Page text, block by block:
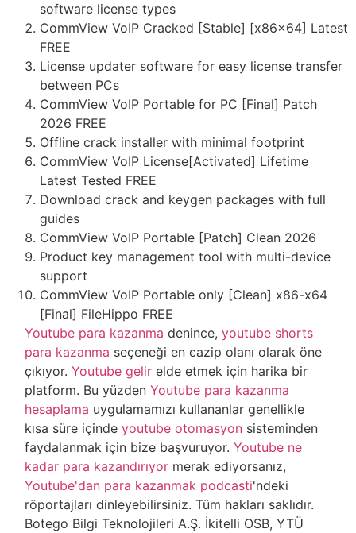
software license types
CommView VoIP Cracked [Stable] [x86x64] Latest
FREE
License updater software for easy license transfer
between PCs
CommView VoIP Portable for PC [Final] Patch
2026 FREE
Offline crack installer with minimal footprint
CommView VoIP License[Activated] Lifetime
Latest Tested FREE
Download crack and keygen packages with full
guides
CommView VoIP Portable [Patch] Clean 2026
Product key management tool with multi-device
support
CommView VoIP Portable only [Clean] x86-x64
[Final] FileHippo FREE
Youtube para kazanma denince,youtube shorts
para kazanma seçeneği en cazip olanı olarak öne
çıkıyor.Youtube gelir elde etmek için harika bir
platform. Bu yüzdenYoutube para kazanma
hesaplama uygulamamızı kullananlar genellikle
kısa süre içindeyoutube otomasyon sisteminden
faydalanmak için bize başvuruyor.Youtube ne
kadar para kazandırıyor merak ediyorsanız,
Youtube'dan para kazanmak podcasti'ndeki
röportajları dinleyebilirsiniz. Tüm hakları saklıdır.
Botego Bilgi Teknolojileri A.Ş. İkitelli OSB, YTÜ